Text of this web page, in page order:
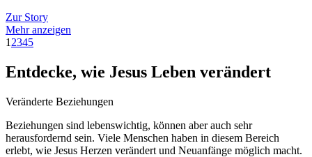
Zur Story
Mehr anzeigen
1 2345
Entdecke, wie Jesus Leben verändert
Veränderte Beziehungen
Beziehungen sind lebenswichtig, können aber auch sehr
herausfordernd sein. Viele Menschen haben in diesem Bereich
erlebt, wie Jesus Herzen verändert und Neuanfänge möglich macht.